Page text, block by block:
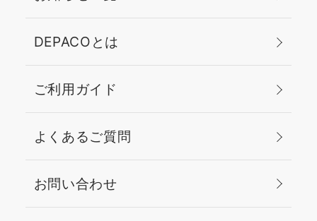
DEPACOとは
ご利用ガイド
よくあるご質問
お問い合わせ